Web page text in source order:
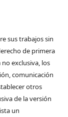
sus trabajos sin
de primera
exclusiva, los
comunicación
otros
de la versión
un